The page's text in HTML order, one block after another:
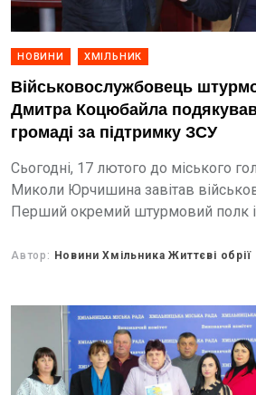
НОВИНИ ХМІЛЬНИК
Військовослужбовець
Дмитра Коцюбайла
громаді за підтримку ЗСУ
Сьогодні, 17 лютого до міського
Миколи Юрчишина завітав
Перший окремий штурмовий полк
Автор: Новини Хмільника Життєві обрії